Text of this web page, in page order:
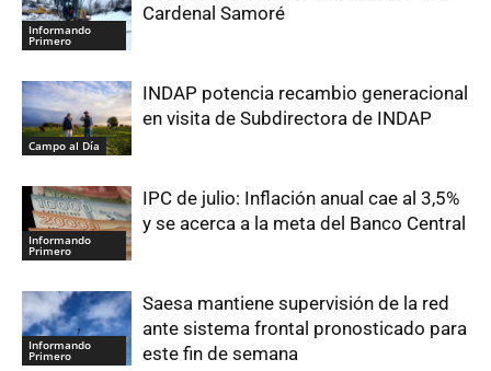
Informando
Primero
Cardenal Samoré
Campo al Día
INDAP potencia recambio generacional
en visita de Subdirectora de INDAP
Informando
Primero
IPC de julio: Inflación anual cae al 3,5%
y se acerca a la meta del Banco Central
Informando
Primero
Saesa mantiene supervisión de la red
ante sistema frontal pronosticado para
este fin de semana